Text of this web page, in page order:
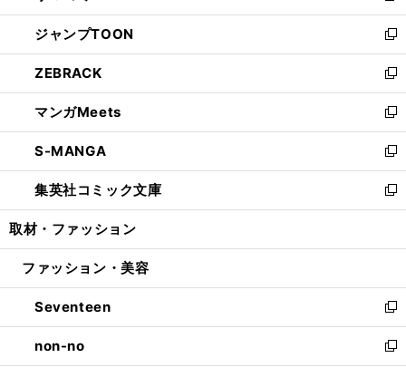
開
く
ウ
で
開
く
ン
ド
ウ
で
開
く
ウ
ィ
ン
ド
ウ
で
開
く
し
い
ウ
ィ
ン
ド
ウ
で
開
く
ジャンプTOON
新
し
い
ウ
ィ
ン
ド
ウ
で
開
ZEBRACK
新
し
い
ウ
ィ
ン
ド
ウ
開
マンガMeets
新
し
い
ウ
ィ
ン
ウ
開
く
S-MANGA
新
し
い
ウ
ン
ウ
で
開
く
集英社コミック文庫
新
し
ウ
ン
ド
ウ
で
開
取材・ファッション
ファッション・美容
Seventeen
新
し
い
ウ
non-no
新
し